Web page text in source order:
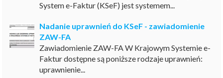
System e-Faktur (KSeF) jest systemem...
Nadanie uprawnień do KSeF - zawiadomienie
ZAW-FA
Zawiadomienie ZAW-FA W Krajowym Systemie e-
Faktur dostępne są poniższe rodzaje uprawnień:
uprawnienie...